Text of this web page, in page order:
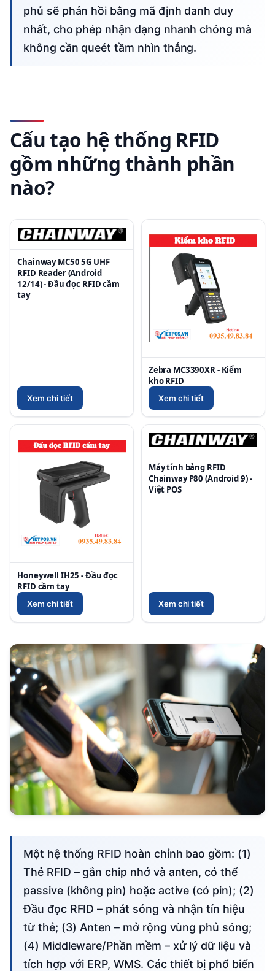
phủ sẽ phản hồi bằng mã định danh duy
nhất, cho phép nhận dạng nhanh chóng mà
không cần queét tầm nhìn thẳng.
Cấu tạo hệ thống RFID
gồm những thành phần
nào?
Chainway MC50 5G UHF
RFID Reader (Android
12/14) - Đầu đọc RFID cầm
tay
Xem chi tiết
Zebra MC3390XR - Kiểm
kho RFID
Xem chi tiết
Honeywell IH25 - Đầu đọc
RFID cầm tay
Xem chi tiết
Máy tính bảng RFID
Chainway P80 (Android 9) -
Việt POS
Xem chi tiết
Một hệ thống RFID hoàn chỉnh bao gồm: (1)
Thẻ RFID – gắn chip nhớ và anten, có thể
passive (không pin) hoặc active (có pin); (2)
Đầu đọc RFID – phát sóng và nhận tín hiệu
từ thẻ; (3) Anten – mở rộng vùng phủ sóng;
(4) Middleware/Phần mềm – xử lý dữ liệu và
tích hợp với ERP, WMS. Các thiết bị phổ biến